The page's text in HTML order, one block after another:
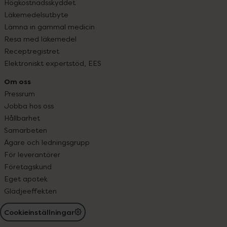
Högkostnadsskyddet
Läkemedelsutbyte
Lämna in gammal medicin
Resa med läkemedel
Receptregistret
Elektroniskt expertstöd, EES
Om oss
Pressrum
Jobba hos oss
Hållbarhet
Samarbeten
Ägare och ledningsgrupp
För leverantörer
Företagskund
Eget apotek
Glädjeeffekten
Cookieinställningar